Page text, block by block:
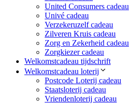
United Consumers cadeau
Univé cadeau
Verzekeruzelf cadeau
Zilveren Kruis cadeau
Zorg en Zekerheid cadeau
Zorgkiezer cadeau
Welkomstcadeau tijdschrift
Welkomstcadeau loterij
Postcode Loterij cadeau
Staatsloterij cadeau
Vriendenloterij cadeau